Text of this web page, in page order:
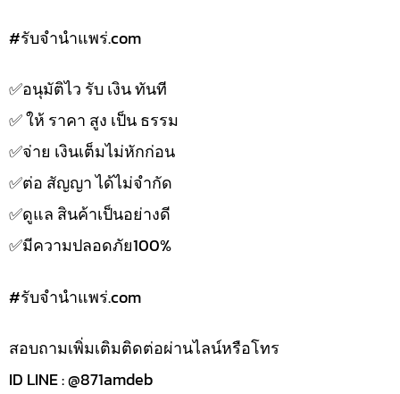
#รับจํานําแพร่.com
✅️อนุมัติไว รับ เงิน ทันที
✅️ ให้ ราคา สูง เป็น ธรรม
✅️จ่าย เงินเต็มไม่หักก่อน
✅️ต่อ สัญญา ได้ไม่จำกัด
✅️ดูแล สินค้าเป็นอย่างดี
✅️มีความปลอดภัย100%
#รับจํานําแพร่.com
สอบถามเพิ่มเติมติดต่อผ่านไลน์หรือโทร
ID LINE : @871amdeb